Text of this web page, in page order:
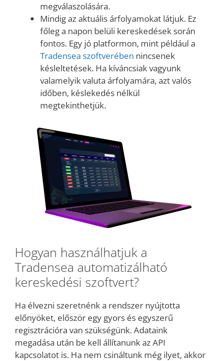
megválaszolására.
Mindig az aktuális árfolyamokat látjuk. Ez
főleg a napon belüli kereskedések során
fontos. Egy jó platformon, mint például a
Tradensea szoftverében nincsenek
késleltetések. Ha kíváncsiak vagyunk
valamelyik valuta árfolyamára, azt valós
időben, késlekedés nélkül
megtekinthetjük.
Hogyan használhatjuk a
Tradensea automatizálható
kereskedési szoftvert?
Ha élvezni szeretnénk a rendszer nyújtotta
előnyöket, először egy gyors és egyszerű
regisztrációra van szükségünk. Adataink
megadása után be kell állítanunk az API
kapcsolatot is. Ha nem csináltunk még ilyet, akkor